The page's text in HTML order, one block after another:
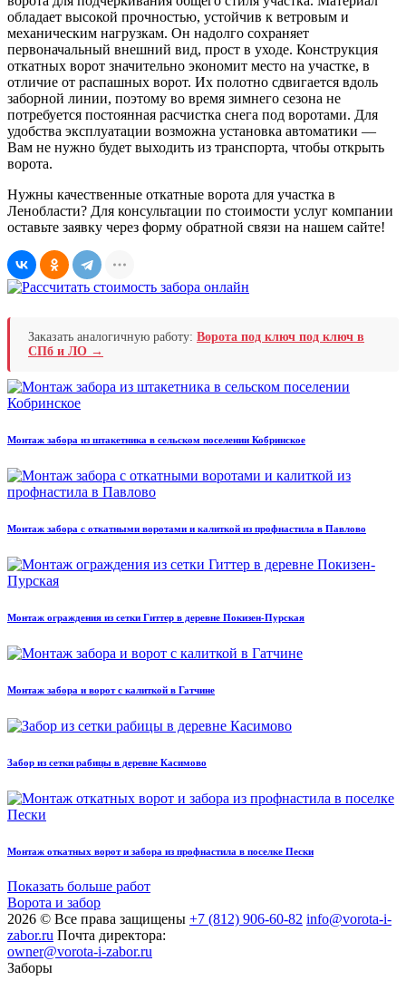
обладает высокой прочностью, устойчив к ветровым и
механическим нагрузкам. Он надолго сохраняет
первоначальный внешний вид, прост в уходе. Конструкция
откатных ворот значительно экономит место на участке, в
отличие от распашных ворот. Их полотно сдвигается вдоль
заборной линии, поэтому во время зимнего сезона не
потребуется постоянная расчистка снега под воротами. Для
удобства эксплуатации возможна установка автоматики —
Вам не нужно будет выходить из транспорта, чтобы открыть
ворота.
Нужны качественные откатные ворота для участка в
Ленобласти? Для консультации по стоимости услуг компании
оставьте заявку через форму обратной связи на нашем сайте!
Заказать аналогичную работу: Ворота под ключ под ключ в
СПб и ЛО →
Монтаж забора из штакетника в сельском поселении Кобринское
Монтаж забора с откатными воротами и калиткой из профнастила в Павлово
Монтаж ограждения из сетки Гиттер в деревне Покизен-Пурская
Монтаж забора и ворот с калиткой в Гатчине
Забор из сетки рабицы в деревне Касимово
Монтаж откатных ворот и забора из профнастила в поселке Пески
Показать больше работ
Ворота и забор
2026 © Все права защищены +7 (812) 906-60-82 info@vorota-i-
zabor.ru Почта директора:
owner@vorota-i-zabor.ru
Заборы